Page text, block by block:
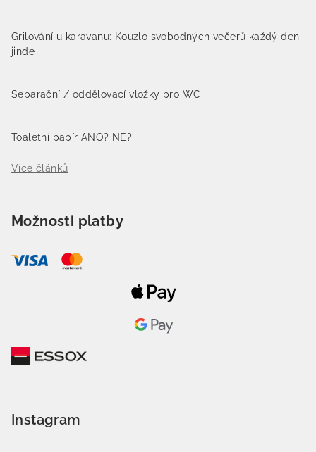
Grilování u karavanu: Kouzlo svobodných večerů každý den
jinde
Separační / oddělovací vložky pro WC
Toaletní papír ANO? NE?
Více článků
Možnosti platby
Instagram